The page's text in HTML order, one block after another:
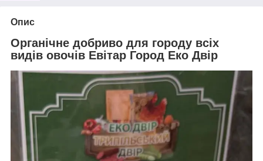
Опис
Органічне добриво для городу всіх
видів овочів Евітар Город Еко Двір